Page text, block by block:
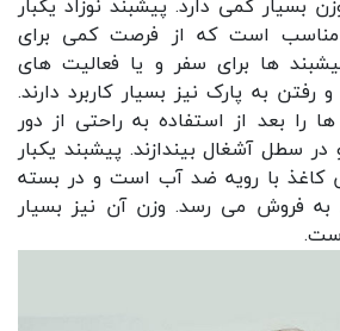
بسیار کمی دارد. پیشبند نوزاد یکبار
مناسب است که از فرصت کمی برای
ها برای سفر و یا فعالیت‌ های
به پارک نیز بسیار کاربرد دارند.
را بعد از استفاده به راحتی از دور
سطل آشغال بیندازند. پیشبند یکبار
کاغذ با رویه ضد آب است و در بسته‌
فروش می‌ رسد. وزن آن نیز بسیار